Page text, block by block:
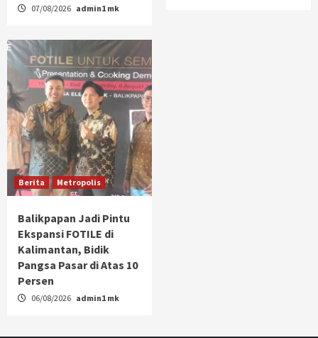
07/08/2026 admin1 mk
Berita Metropolis
Balikpapan Jadi Pintu
Ekspansi FOTILE di
Kalimantan, Bidik
Pangsa Pasar di Atas 10
Persen
06/08/2026 admin1 mk